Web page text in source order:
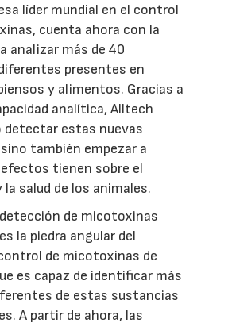
líder mundial en el control
cuenta ahora con la
analizar más de 40
presentes en
y alimentos. Gracias a
analítica, Alltech
detectar estas nuevas
también empezar a
tienen sobre el
salud de los animales.
de micotoxinas
la piedra angular del
de micotoxinas de
es capaz de identificar más
de estas sustancias
A partir de ahora, las